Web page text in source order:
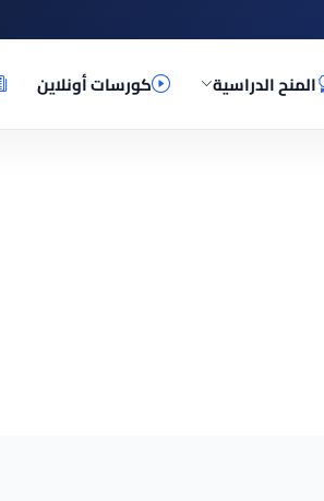
المنح الدراسية كورسات أونلاين